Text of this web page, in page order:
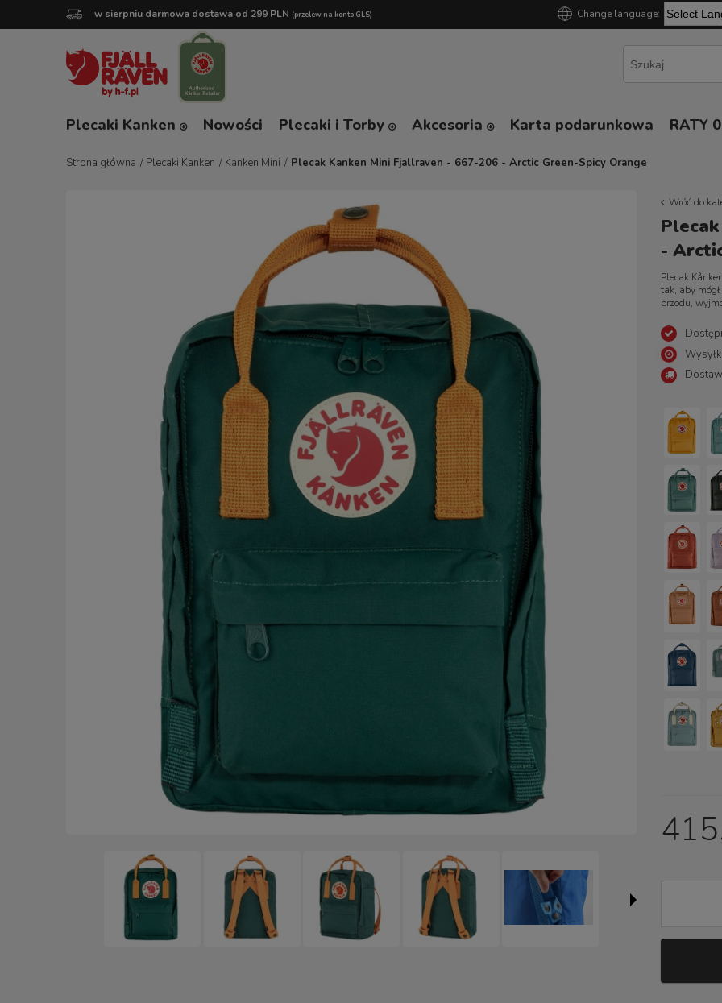
w sierpniu darmowa dostawa od 299 PLN (przelew na konto,GLS)
Change language:
Powered by
Plecaki Kanken Nowości Plecaki i Torby Akcesoria Karta podarunkowa RATY
Strona główna / Plecaki Kanken / Kanken Mini / Plecak Kanken Mini Fjallraven - 667-206 - Arctic Green-Spicy Orange
Wróć do
-
Plecak
tak, aby
przodu,
Cena nie zawiera